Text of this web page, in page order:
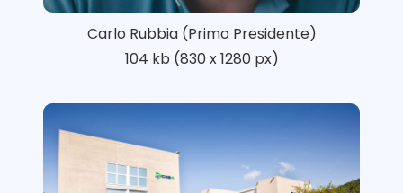
Carlo Rubbia (Primo Presidente)
104 kb (830 x 1280 px)